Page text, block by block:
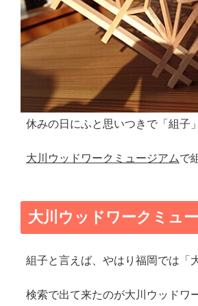
休みの日にふと思いつきで「組子
大川ウッドワークミュージアムで
大川ウッドワークミュ
組子と言えば、やはり福岡では「
検索で出て来たのが大川ウッドワ